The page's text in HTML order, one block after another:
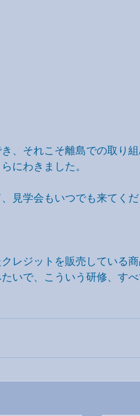
、それこそ離島での取り組
にわきました。
見学会もいつでも来てく
レジットを販売している
いで、こういう研修、す